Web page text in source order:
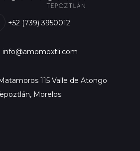
+52 (739) 3950012
info@amomoxtli.com
115 Valle de Atongo
Morelos